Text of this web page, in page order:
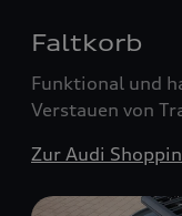
Faltkorb
Funktional und
Verstauen von
Zur Audi